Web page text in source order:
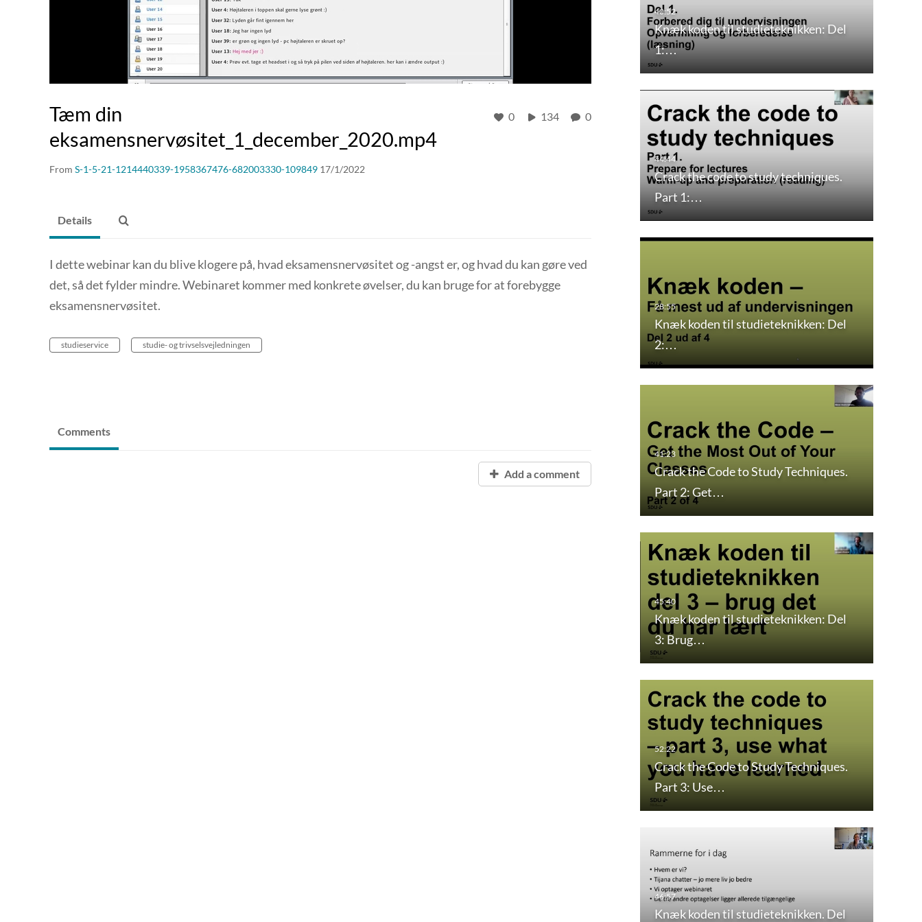
Tæm din
eksamensnervøsitet_1_december_2020.mp4
From S-1-5-21-1214440339-1958367476-682003330-109849 17/1/2022
0 134 0
Knæk koden til studieteknikken: Del
1:…
Crack the code to study techniques.
Part 1:…
Knæk koden til studieteknikken: Del
2:…
Crack the Code to Study Techniques.
Part 2: Get…
Knæk koden til studieteknikken: Del
3: Brug…
Crack the Code to Study Techniques.
Part 3: Use…
Knæk koden til studieteknikken. Del
Details
I dette webinar kan du blive klogere på, hvad eksamensnervøsitet og -angst er, og hvad du kan gøre ved
det, så det fylder mindre. Webinaret kommer med konkrete øvelser, du kan bruge for at forebygge
eksamensnervøsitet.
studieservice studie- og trivselsvejledningen
Comments
Add a comment